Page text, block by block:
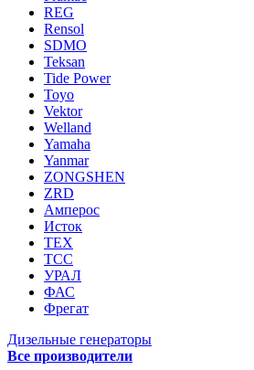
REG
Rensol
SDMO
Teksan
Tide Power
Toyo
Vektor
Welland
Yamaha
Yanmar
ZONGSHEN
ZRD
Амперос
Исток
ТЕХ
ТСС
УРАЛ
ФАС
Фрегат
Дизельные генераторы
Все производители